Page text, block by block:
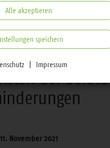
Nachrichten
der
11. November 2021
Alle akzeptieren
speichern
Impressum